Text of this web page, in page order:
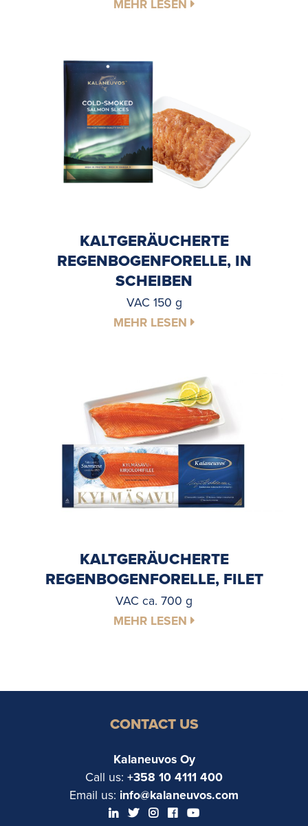
MEHR LESEN
KALTGERÄUCHERTE
REGENBOGENFORELLE, IN
SCHEIBEN
VAC 150 g
MEHR LESEN
KALTGERÄUCHERTE
REGENBOGENFORELLE, FILET
VAC ca. 700 g
MEHR LESEN
CONTACT US
Kalaneuvos Oy
Call us: +358 10 4111 400
Email us: info@kalaneuvos.com